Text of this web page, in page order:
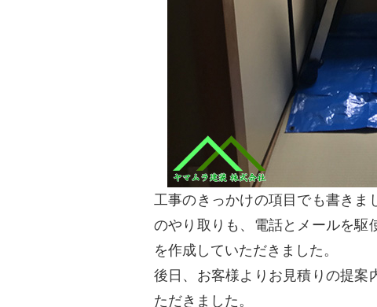
工事のきっかけの項目でも書きま
のやり取りも、電話とメールを駆
を作成していただきました。
後日、お客様よりお見積りの提案
ただきました。